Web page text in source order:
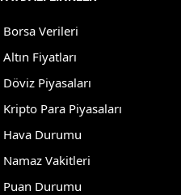
Borsa Verileri
Altın Fiyatları
Döviz Piyasaları
Kripto Para Piyasaları
Hava Durumu
Namaz Vakitleri
Puan Durumu